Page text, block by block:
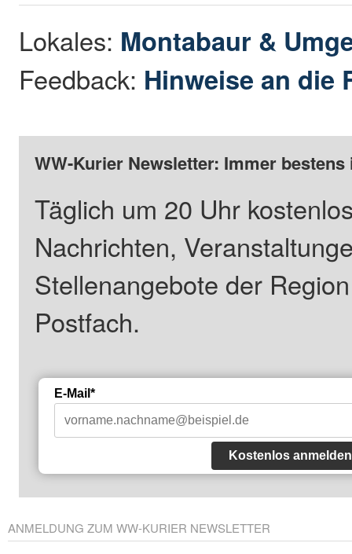
Lokales: Montabaur &
Feedback: Hinweise an die
WW-Kurier Newsletter: Immer
Täglich um 20 Uhr
Nachrichten,
Stellenangebote der
Postfach.
E-Mail*
Kostenlos anmelden
ANMELDUNG ZUM WW-KURIER NEWSLETTER